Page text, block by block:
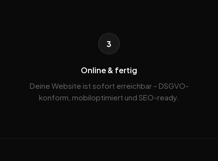
3
Online & fertig
Deine Website ist sofort erreichbar – DSGVO-
konform, mobiloptimiert und SEO-ready.